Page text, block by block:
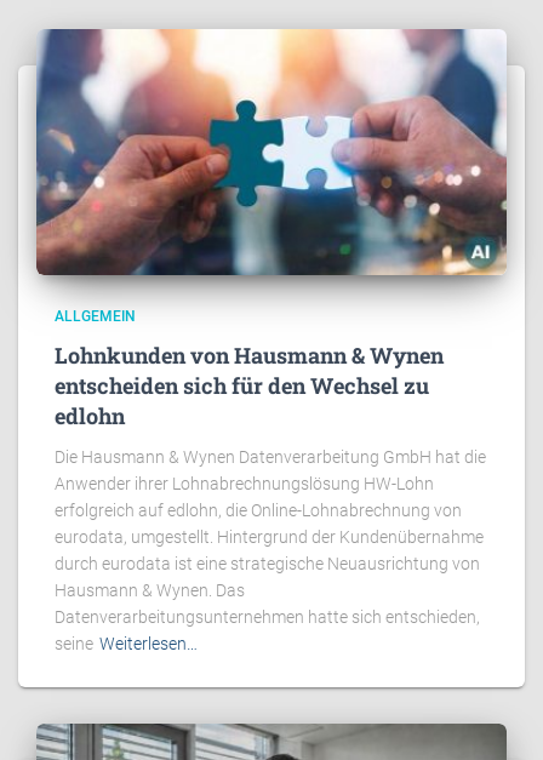
ALLGEMEIN
Lohnkunden von Hausmann & Wynen
entscheiden sich für den Wechsel zu
edlohn
Die Hausmann & Wynen Datenverarbeitung GmbH hat die
Anwender ihrer Lohnabrechnungslösung HW-Lohn
erfolgreich auf edlohn, die Online-Lohnabrechnung von
eurodata, umgestellt. Hintergrund der Kundenübernahme
durch eurodata ist eine strategische Neuausrichtung von
Hausmann & Wynen. Das
Datenverarbeitungsunternehmen hatte sich entschieden,
seine Weiterlesen…